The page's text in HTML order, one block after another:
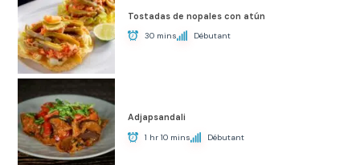
Tostadas de nopales con atún
30 mins Débutant
Adjapsandali
1 hr 10 mins Débutant